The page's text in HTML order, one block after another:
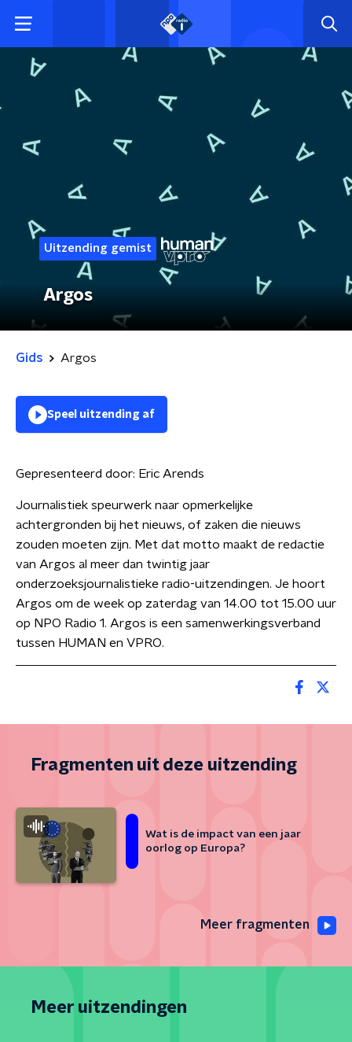
Uitzending gemist
Argos
Gids Argos
Speel uitzending af
Gepresenteerd door: Eric Arends
Journalistiek speurwerk naar opmerkelijke
achtergronden bij het nieuws, of zaken die nieuws
zouden moeten zijn. Met dat motto maakt de redactie
van Argos al meer dan twintig jaar
onderzoeksjournalistieke radio-uitzendingen. Je hoort
Argos om de week op zaterdag van 14.00 tot 15.00 uur
op NPO Radio 1. Argos is een samenwerkingsverband
tussen HUMAN en VPRO.
Fragmenten uit deze uitzending
Wat is de impact van een jaar
oorlog op Europa?
Meer fragmenten
Meer uitzendingen